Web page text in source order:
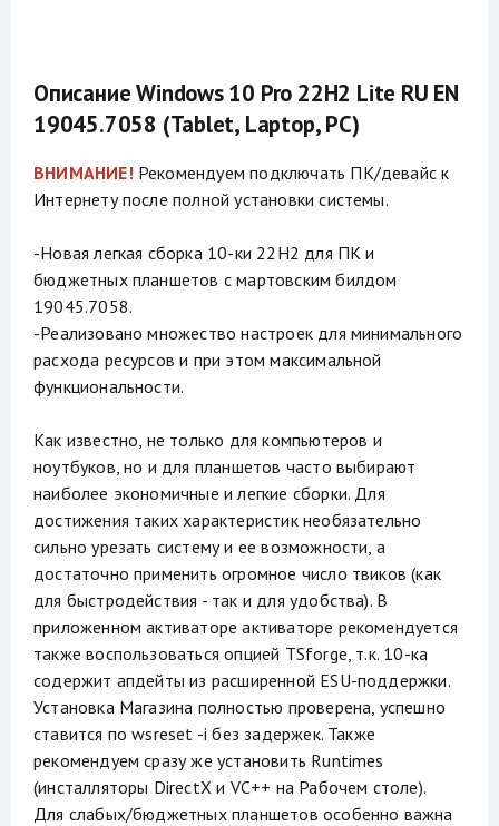
Описание Windows 10 Pro 22H2 Lite RU EN
19045.7058 (Tablet, Laptop, PC)
ВНИМАНИЕ! Рекомендуем подключать ПК/девайс к
Интернету после полной установки системы.
-Новая легкая сборка 10-ки 22H2 для ПК и
бюджетных планшетов с мартовским билдом
19045.7058.
-Реализовано множество настроек для минимального
расхода ресурсов и при этом максимальной
функциональности.
Как известно, не только для компьютеров и
ноутбуков, но и для планшетов часто выбирают
наиболее экономичные и легкие сборки. Для
достижения таких характеристик необязательно
сильно урезать систему и ее возможности, а
достаточно применить огромное число твиков (как
для быстродействия - так и для удобства). В
приложенном активаторе активаторе рекомендуется
также воспользоваться опцией TSforge, т.к. 10-ка
содержит апдейты из расширенной ESU-поддержки.
Установка Магазина полностью проверена, успешно
ставится по wsreset -i без задержек. Также
рекомендуем сразу же установить Runtimes
(инсталляторы DirectX и VC++ на Рабочем столе).
Для слабых/бюджетных планшетов особенно важна